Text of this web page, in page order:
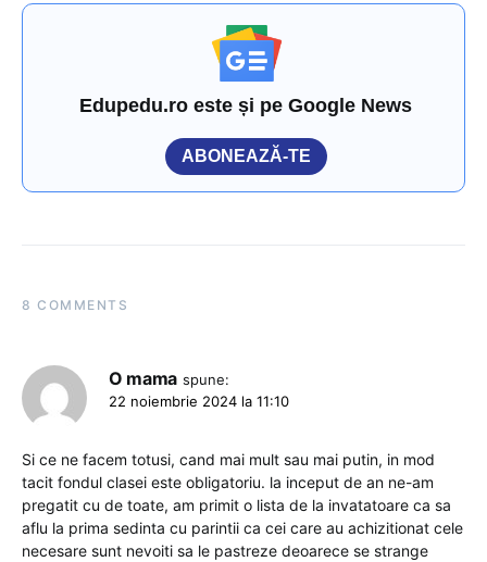
Edupedu.ro este și pe Google News
ABONEAZĂ-TE
8 COMMENTS
O mama spune:
22 noiembrie 2024 la 11:10
Si ce ne facem totusi, cand mai mult sau mai putin, in mod
tacit fondul clasei este obligatoriu. la inceput de an ne-am
pregatit cu de toate, am primit o lista de la invatatoare ca sa
aflu la prima sedinta cu parintii ca cei care au achizitionat cele
necesare sunt nevoiti sa le pastreze deoarece se strange